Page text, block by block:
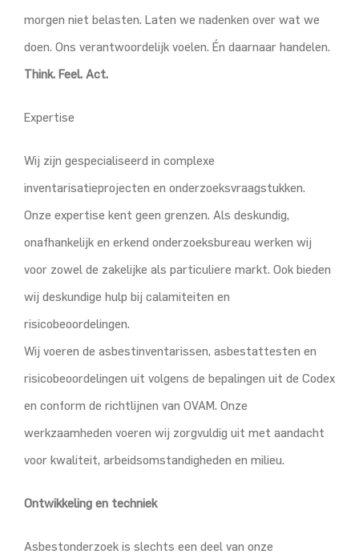
morgen niet belasten. Laten we nadenken over wat we
doen. Ons verantwoordelijk voelen. Én daarnaar handelen.
Think. Feel. Act.
Expertise
Wij zijn gespecialiseerd in complexe
inventarisatieprojecten en onderzoeksvraagstukken.
Onze expertise kent geen grenzen. Als deskundig,
onafhankelijk en erkend onderzoeksbureau werken wij
voor zowel de zakelijke als particuliere markt. Ook bieden
wij deskundige hulp bij calamiteiten en
risicobeoordelingen.
Wij voeren de asbestinventarissen, asbestattesten en
risicobeoordelingen uit volgens de bepalingen uit de Codex
en conform de richtlijnen van OVAM. Onze
werkzaamheden voeren wij zorgvuldig uit met aandacht
voor kwaliteit, arbeidsomstandigheden en milieu.
Ontwikkeling en techniek
Asbestonderzoek is slechts een deel van onze